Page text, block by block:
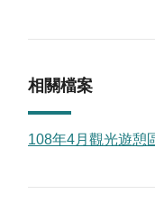
相關檔案
108年4月觀光遊憩